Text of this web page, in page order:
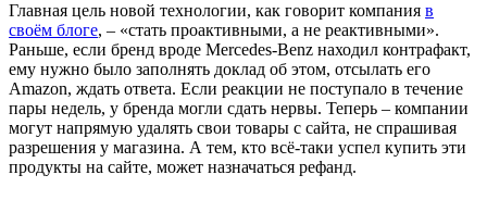
Главная цель новой технологии, как говорит компания в
своём блоге, – «стать проактивными, а не реактивными».
Раньше, если бренд вроде Mercedes-Benz находил контрафакт,
ему нужно было заполнять доклад об этом, отсылать его
Amazon, ждать ответа. Если реакции не поступало в течение
пары недель, у бренда могли сдать нервы. Теперь – компании
могут напрямую удалять свои товары с сайта, не спрашивая
разрешения у магазина. А тем, кто всё-таки успел купить эти
продукты на сайте, может назначаться рефанд.